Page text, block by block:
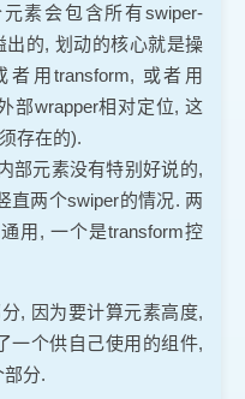
素会包含所有swiper-
出的, 划动的核心就是操
用transform, 或者用
部wrapper相对定位, 这
存在的).
部元素没有特别好说的,
直两个swiper的情况. 两
用, 一个是transform控
, 因为要计算元素高度,
一个供自己使用的组件,
分.